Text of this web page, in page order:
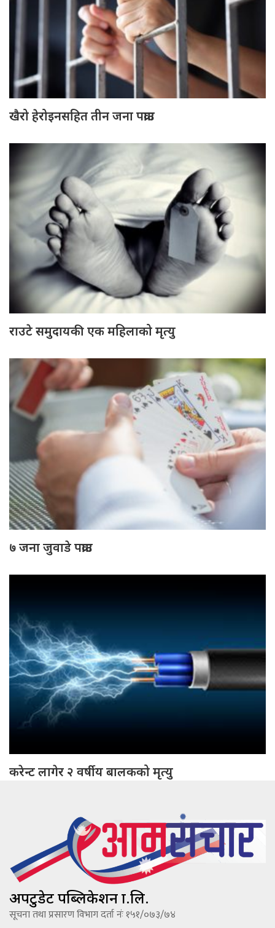
खैरो हेरोइनसहित तीन जना पक्राउ
राउटे समुदायकी एक महिलाको मृत्यु
७ जना जुवाडे पक्राउ
करेन्ट लागेर २ वर्षीय बालकको मृत्यु
अपटुडेट पब्लिकेशन प्रा.लि.
सूचना तथा प्रसारण विभाग दर्ता नंः १५१/०७३/७४